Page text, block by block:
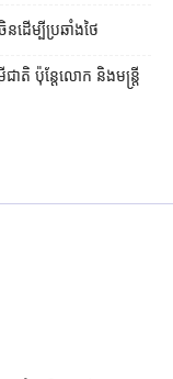
ដើម្បី​ប្រឆាំង​ថៃ
តិ ប៉ុន្តែ​លោក និង​មន្ត្រី​​